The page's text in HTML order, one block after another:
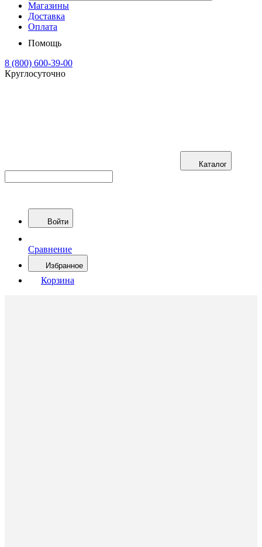
Магазины
Доставка
Оплата
Помощь
8 (800) 600-39-00
Круглосуточно
Каталог
Войти
Сравнение
Избранное
Корзина